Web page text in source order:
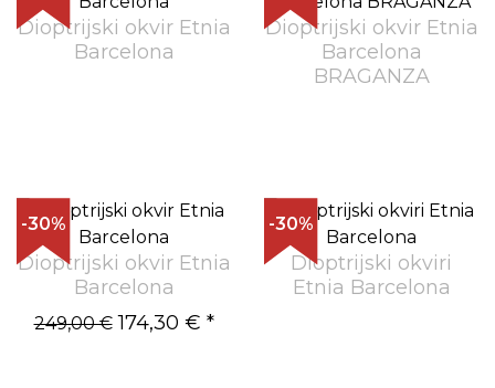
Dioptrijski okvir Etnia
Barcelona
Dioptrijski okvir Etnia
Barcelona
BRAGANZA
-30%
Dioptrijski okvir Etnia
Barcelona
249,00 €174,30 € *
-30%
Dioptrijski okviri
Etnia Barcelona